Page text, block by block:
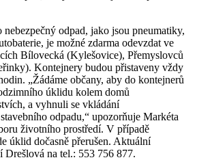
odpad, jako jsou pneumatiky,
je možné zdarma odevzdat ve
Bílovecká (Kylešovice), Přemyslovců
Kontejnery budou přistaveny vždy
„Žádáme občany, aby do kontejnerů
úklidu kolem domů
a vyhnuli se vkládání
odpadu,“ upozorňuje Markéta
životního prostředí. V případě
úklid dočasně přerušen. Aktuální
Drešlová na tel.: 553 756 877.